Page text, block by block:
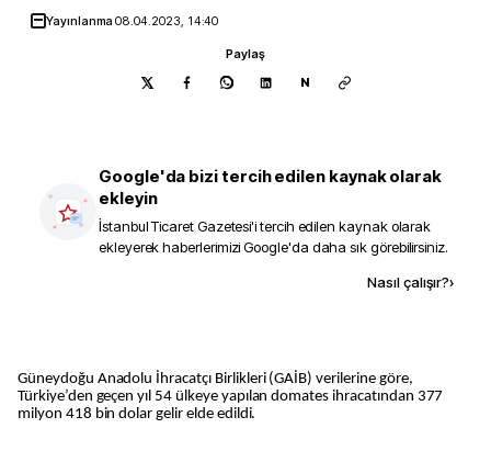
Yayınlanma08.04.2023, 14:40
Paylaş
N
Google'da bizi tercih edilen kaynak olarak
ekleyin
İstanbul Ticaret Gazetesi'i tercih edilen kaynak olarak
ekleyerek haberlerimizi Google'da daha sık görebilirsiniz.
Nasıl çalışır?›
Güneydoğu Anadolu İhracatçı Birlikleri (GAİB) verilerine göre,
Türkiye’den geçen yıl 54 ülkeye yapılan domates ihracatından 377
milyon 418 bin dolar gelir elde edildi.